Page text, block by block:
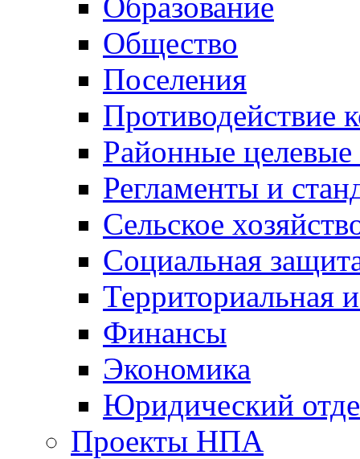
Общество
Поселения
Противодействие
Районные
Регламенты и
Сельское
Социальная
Территориальная
Финансы
Экономика
Юридический
Проекты НПА